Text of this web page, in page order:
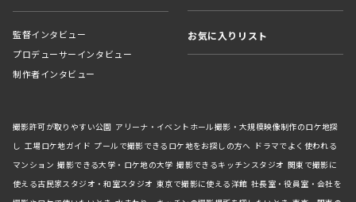
監督インタビュー
プロデューサーインタビュー
制作者インタビュー
お気に入りリスト
撮影許可が取りやすい公園 アリーナ・イベントホール撮影・大規模映像制作のロケ地探
し 工場ロケ地ガイド プールで撮影できるロケ地をお探しの方へ ドラマでよく使われる
マンション 撮影できる大学・ロケ地の大学 撮影できるキッチンスタジオ 関東で撮影に
使える古民家スタジオ・和室スタジオ 東京で撮影に使える洋館 社長室・役員室・会社を